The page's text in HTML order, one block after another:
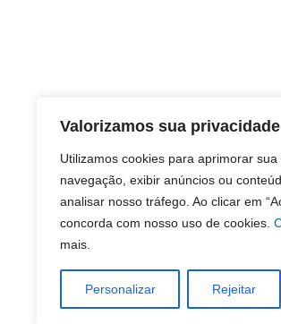
Valorizamos sua privacidade
Utilizamos cookies para aprimorar
navegação, exibir anúncios ou
analisar nosso tráfego. Ao clicar em
concorda com nosso uso de cookies.
mais.
Personalizar Rejeitar